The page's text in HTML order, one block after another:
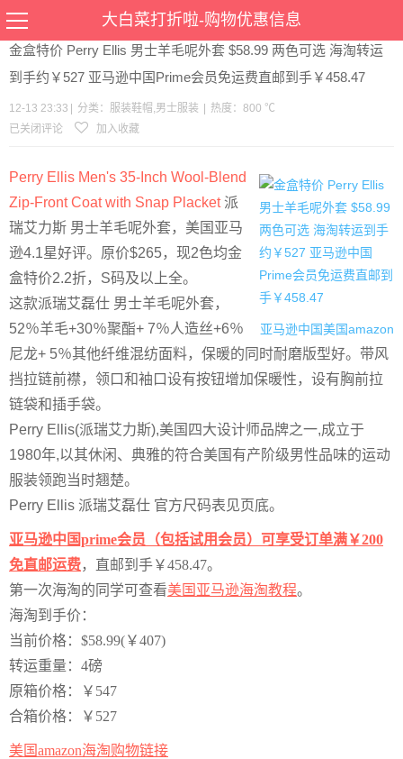
大白菜打折啦-购物优惠信息
当前位置： 优惠>服装鞋帽男士服装>文章详情
金盒特价 Perry Ellis 男士羊毛呢外套 $58.99 两色可选 海淘转运
到手约￥527 亚马逊中国Prime会员免运费直邮到手￥458.47
12-13 23:33 分类： 服装鞋帽,男士服装
热度：800 ℃
已关闭评论
加入收藏
亚马逊中国美国amazon
Perry Ellis Men's 35-Inch Wool-Blend
Zip-Front Coat with Snap Placket派
瑞艾力斯 男士羊毛呢外套，美国亚马
逊4.1星好评。原价$265，现2色均金
盒特价2.2折，S码及以上全。
这款派瑞艾磊仕 男士羊毛呢外套，
52％羊毛+30％聚酯+ 7％人造丝+6％
尼龙+ 5％其他纤维混纺面料，保暖的同时耐磨版型好。带风
挡拉链前襟，领口和袖口设有按钮增加保暖性，设有胸前拉
链袋和插手袋。
Perry Ellis(派瑞艾力斯),美国四大设计师品牌之一,成立于
1980年,以其休闲、典雅的符合美国有产阶级男性品味的运动
服装领跑当时翘楚。
Perry Ellis 派瑞艾磊仕 官方尺码表见页底。
亚马逊中国prime会员（包括试用会员）可享受订单满￥200
免直邮运费，直邮到手￥458.47。
第一次海淘的同学可查看美国亚马逊海淘教程。
海淘到手价：
当前价格：$58.99(￥407)
转运重量：4磅
原箱价格：￥547
合箱价格：￥527
美国amazon海淘购物链接